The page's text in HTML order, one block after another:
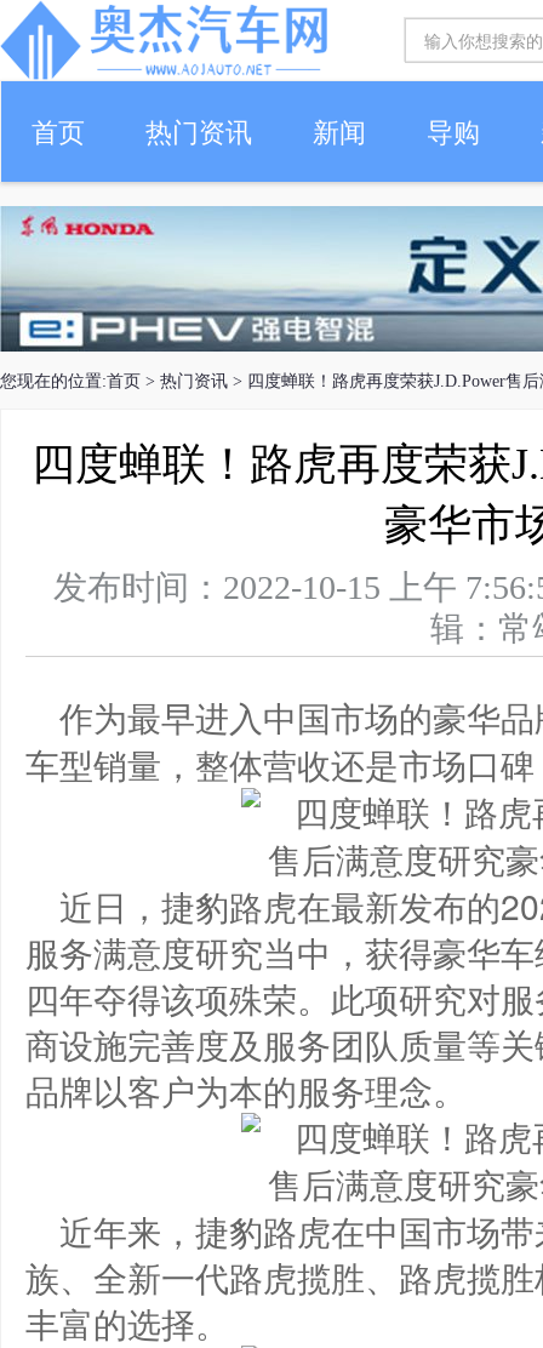
首页 热门资讯 新闻 导购
您现在的位置:首页 > 热门资讯 > 四度蝉联！路虎再度荣获J.D.Power售
四度蝉联！路虎再度荣获
豪华市
发布时间：2022-10-15 上午
辑：
作为最早进入中国市场的豪华
车型销量，整体营收还是市场口
近日，捷豹路虎在最新发布的
服务满意度研究当中，获得豪华
四年夺得该项殊荣。此项研究对
商设施完善度及服务团队质量等
品牌以客户为本的服务理念。
近年来，捷豹路虎在中国市场
族、全新一代路虎揽胜、路虎揽
丰富的选择。